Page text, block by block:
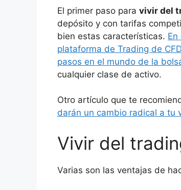
El primer paso para vivir del
depósito y con tarifas
bien estas características.
plataforma de Trading de
pasos en el mundo de la
cualquier clase de activo.
Otro artículo que te
darán un cambio radical a tu
Vivir del
Varias son las ventajas de